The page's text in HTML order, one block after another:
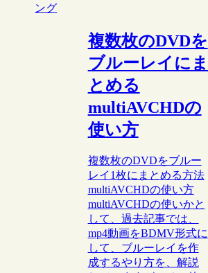
ング
複数枚のDVDを
ブルーレイにま
とめる
multiAVCHDの
使い方
複数枚のDVDをブルー
レイ1枚にまとめる方法
multiAVCHDの使い方
multiAVCHDの使いかと
して、過去記事では、
mp4動画をBDMV形式に
して、ブルーレイを作
成するやり方を、解説